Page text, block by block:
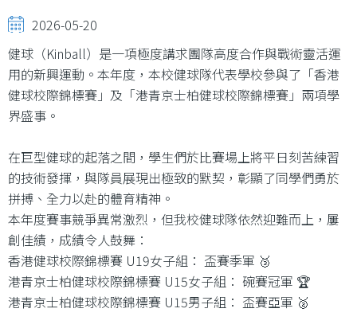
2026-05-20
健球（Kinball）是一項極度講求團隊高度合作與戰術靈活運
用的新興運動。本年度，本校健球隊代表學校參與了「香港
健球校際錦標賽」及「港青京士柏健球校際錦標賽」兩項學
界盛事。
在巨型健球的起落之間，學生們於比賽場上將平日刻苦練習
的技術發揮，與隊員展現出極致的默契，彰顯了同學們勇於
拼搏、全力以赴的體育精神。
本年度賽事競爭異常激烈，但我校健球隊依然迎難而上，屢
創佳績，成績令人鼓舞：
香港健球校際錦標賽 U19女子組： 盃賽季軍 🥉
港青京士柏健球校際錦標賽 U15女子組： 碗賽冠軍 🏆
港青京士柏健球校際錦標賽 U15男子組： 盃賽亞軍 🥈